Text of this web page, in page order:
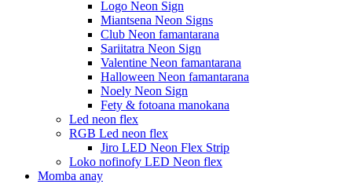
Logo Neon Sign
Miantsena Neon Signs
Club Neon famantarana
Sariitatra Neon Sign
Valentine Neon famantarana
Halloween Neon famantarana
Noely Neon Sign
Fety & fotoana manokana
Led neon flex
RGB Led neon flex
Jiro LED Neon Flex Strip
Loko nofinofy LED Neon flex
Momba anay